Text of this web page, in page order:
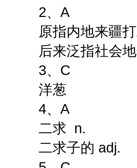
2、A
原指内地来疆打
后来泛指社会
3、C
洋葱
4、A
二求 n.
二求子的 adj.